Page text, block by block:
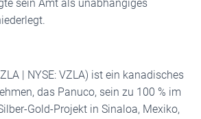
sein Amt als unabhängiges
| NYSE: VZLA) ist ein kanadisches
das Panuco, sein zu 100 % im
Gold-Projekt in Sinaloa, Mexiko,